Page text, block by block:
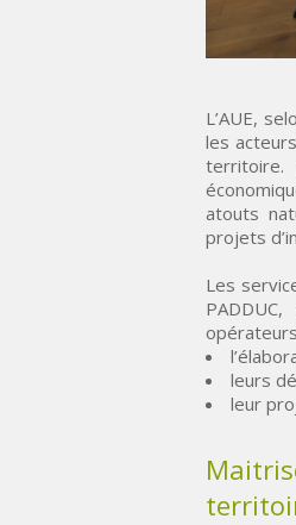
L’AUE,
les
atouts
projets
Les
leurs
leur